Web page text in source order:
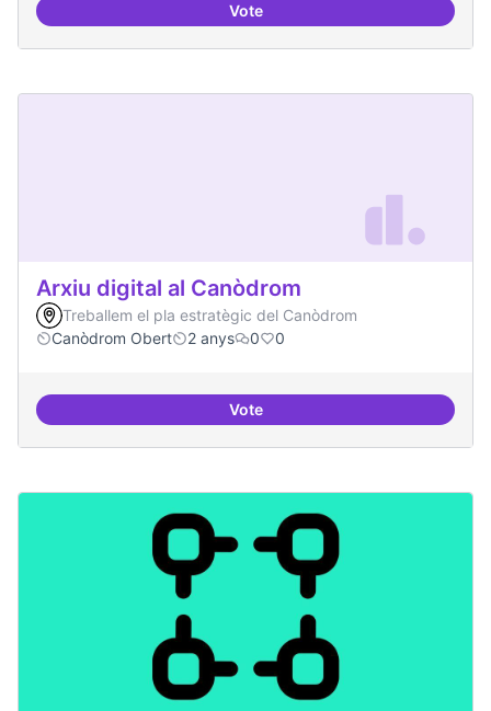
VoteArtistes i programari lliure
Arxiu digital al Canòdrom
Treballem el pla estratègic del Canòdrom
Canòdrom Obert
2 anys 0 0
VoteArxiu digital al Canòdrom